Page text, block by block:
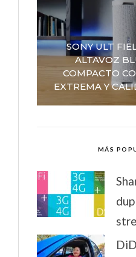
SONY ULT
ALTAVOZ
COMPACTO
EXTREMA Y
MÁS